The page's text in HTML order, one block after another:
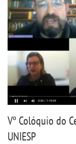
Vº Colóquio do
UNIESP